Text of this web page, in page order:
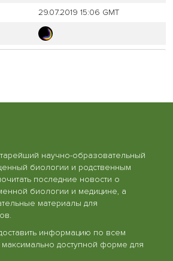
29.07.2019 15:06 GMT
научно-образовательный
биологии и родственным
последние новости о
биологии и медицине, а
материалы для
информацию по всем
доступной форме для